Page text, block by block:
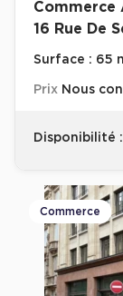
Bureaux privés
Bureaux privés
Bureaux privés
Bureaux privés
Plateaux opérés
Commerce
16 Rue De
Surface : 65
Prix Nous
Disponibilité :
Commerce